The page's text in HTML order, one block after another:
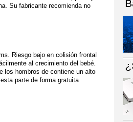
Su fabricante recomienda no
Riesgo bajo en colisión frontal
al crecimiento del bebé.
los hombros de contiene un alto
parte de forma gratuita